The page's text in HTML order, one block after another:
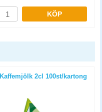
KÖP
Kaffemjölk 2cl 100st/kartong